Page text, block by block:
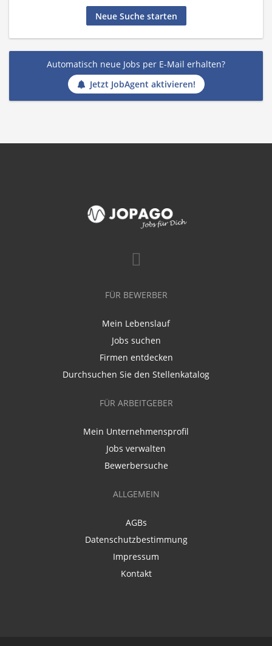
Neue Suche starten
Automatisch neue Jobs per E-Mail erhalten?
Jetzt JobAgent aktivieren!
FÜR BEWERBER
Mein Lebenslauf
Jobs suchen
Firmen entdecken
Durchsuchen Sie den Stellenkatalog
FÜR ARBEITGEBER
Mein Unternehmensprofil
Jobs verwalten
Bewerbersuche
ALLGEMEIN
AGBs
Datenschutzbestimmung
Impressum
Kontakt